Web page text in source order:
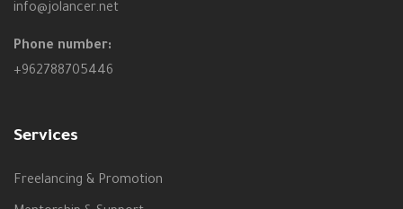
info@jolancer.net
Phone number:
+962788705446
Services
Freelancing & Promotion